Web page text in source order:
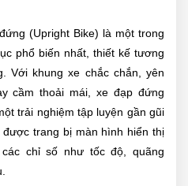
(Upright Bike) là một trong
phổ biến nhất, thiết kế tương
Với khung xe chắc chắn, yên
cầm thoải mái, xe đạp đứng
trải nghiệm tập luyện gần gũi
trang bị màn hình hiển thị
chỉ số như tốc độ, quãng